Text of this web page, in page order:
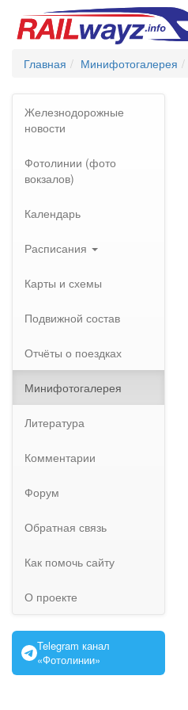
Главная Минифотогалерея
Железнодорожные
новости
Фотолинии (фото
вокзалов)
Календарь
Расписания
Карты и схемы
Подвижной состав
Отчёты о поездках
Минифотогалерея
Литература
Комментарии
Форум
Обратная связь
Как помочь сайту
О проекте
Telegram канал
«Фотолинии»